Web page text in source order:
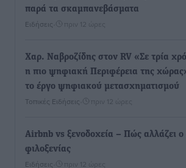
παρά τα σκαμπανεβάσματα
Ειδήσεις πριν 12 ώρες
Χαρ. Ναβροζίδης στον RV «Σε τρία
η πιο ψηφιακή Περιφέρεια της
το έργο ψηφιακού μετασχηματισμού
Τοπικές Ειδήσεις πριν 12 ώρες
Airbnb vs ξενοδοχεία – Πώς αλλάζει ο
φιλοξενίας
Ειδήσεις πριν 12 ώρες